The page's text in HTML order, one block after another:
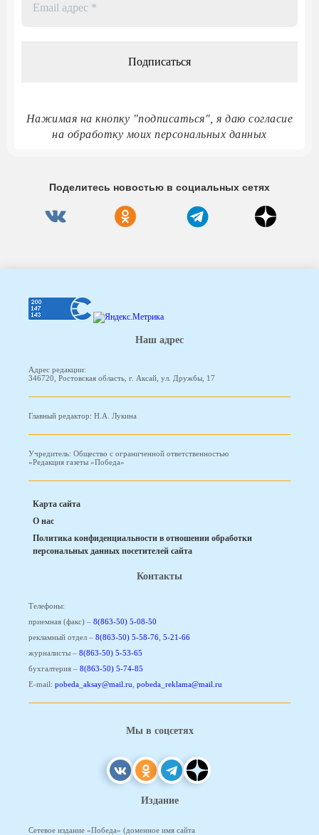
Нажимая на кнопку "подписаться", я даю согласие
на обработку моих персональных данных
Поделитесь новостью в социальных сетях
Наш адрес
Адрес редакции:
346720, Ростовская область, г. Аксай, ул. Дружбы, 17
Главный редактор: Н.А. Лукина
Учредитель: Общество с ограниченной ответственностью
«Редакция газеты «Победа»
Карта сайта
О нас
Политика конфиденциальности в отношении обработки
персональных данных посетителей сайта
Контакты
Телефоны:
приемная (факс) – 8(863-50) 5-08-50
рекламный отдел – 8(863-50) 5-58-76, 5-21-66
журналисты – 8(863-50) 5-53-65
бухгалтерия – 8(863-50) 5-74-85
E-mail: pobeda_aksay@mail.ru, pobeda_reklama@mail.ru
Мы в соцсетях
Издание
Сетевое издание «Победа» (доменное имя сайта